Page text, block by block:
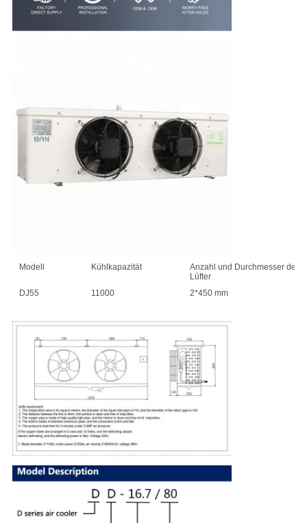
Modell Kühlkapazität
Anzahl und Durchmesser der
Lüfter
DJ55
11000 2*450 mm